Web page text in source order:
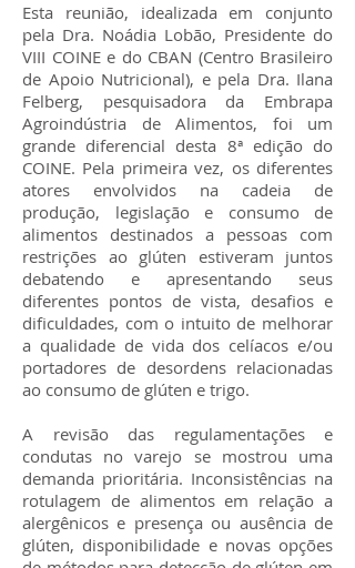
Esta reunião, idealizada em conjunto
pela Dra. Noádia Lobão, Presidente do
VIII COINE e do CBAN (Centro Brasileiro
de Apoio Nutricional), e pela Dra. Ilana
Felberg, pesquisadora da Embrapa
Agroindústria de Alimentos, foi um
grande diferencial desta 8ª edição do
COINE. Pela primeira vez, os diferentes
atores envolvidos na cadeia de
produção, legislação e consumo de
alimentos destinados a pessoas com
restrições ao glúten estiveram juntos
debatendo e apresentando seus
diferentes pontos de vista, desafios e
dificuldades, com o intuito de melhorar
a qualidade de vida dos celíacos e/ou
portadores de desordens relacionadas
ao consumo de glúten e trigo.
A revisão das regulamentações e
condutas no varejo se mostrou uma
demanda prioritária. Inconsistências na
rotulagem de alimentos em relação a
alergênicos e presença ou ausência de
glúten, disponibilidade e novas opções